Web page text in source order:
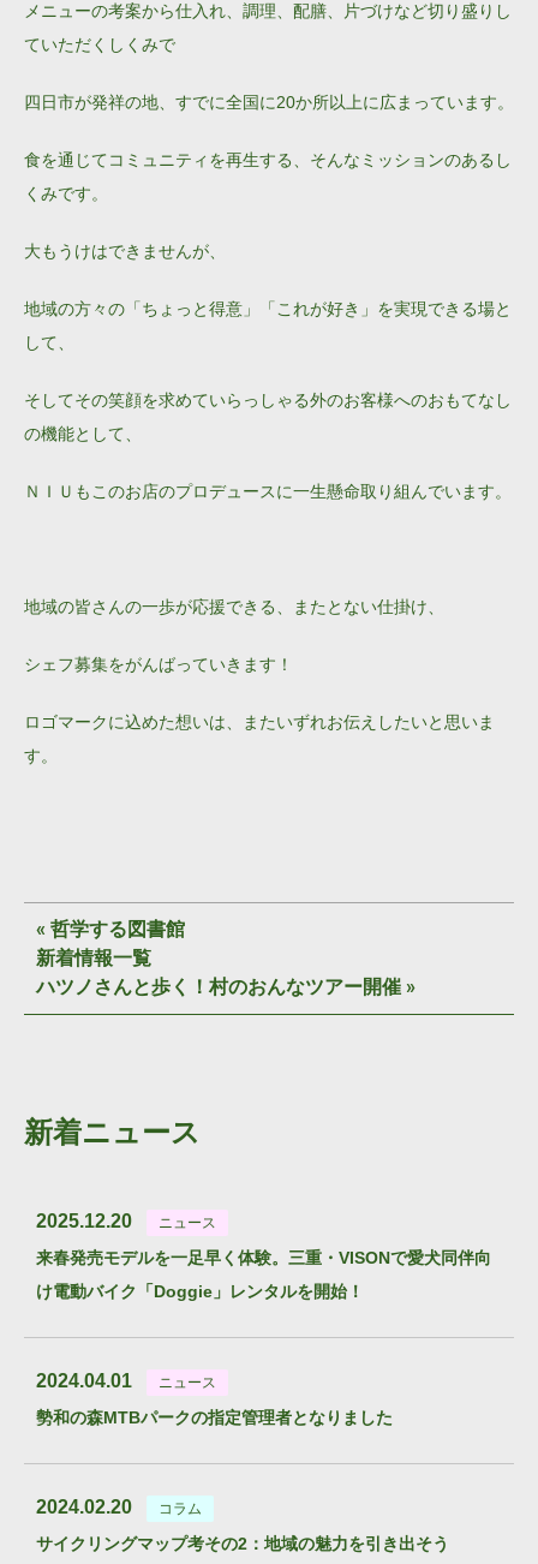
メニューの考案から仕入れ、調理、配膳、片づけなど切り盛りし
ていただくしくみで
四日市が発祥の地、すでに全国に20か所以上に広まっています。
食を通じてコミュニティを再生する、そんなミッションのあるし
くみです。
大もうけはできませんが、
地域の方々の「ちょっと得意」「これが好き」を実現できる場と
して、
そしてその笑顔を求めていらっしゃる外のお客様へのおもてなし
の機能として、
ＮＩＵもこのお店のプロデュースに一生懸命取り組んでいます。
地域の皆さんの一歩が応援できる、またとない仕掛け、
シェフ募集をがんばっていきます！
ロゴマークに込めた想いは、またいずれお伝えしたいと思いま
す。
« 哲学する図書館
新着情報一覧
ハツノさんと歩く！村のおんなツアー開催 »
新着ニュース
2025.12.20 ニュース
来春発売モデルを一足早く体験。三重・VISONで愛犬同伴向
け電動バイク「Doggie」レンタルを開始！
2024.04.01 ニュース
勢和の森MTBパークの指定管理者となりました
2024.02.20 コラム
サイクリングマップ考その2：地域の魅力を引き出そう